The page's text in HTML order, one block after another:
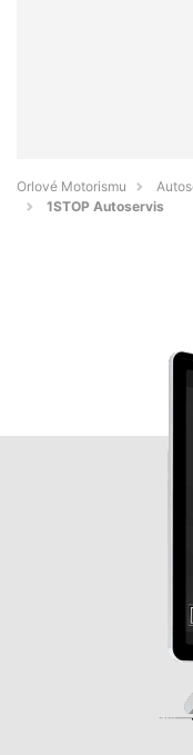
Orlové Motorismu
1STOP Autoservis